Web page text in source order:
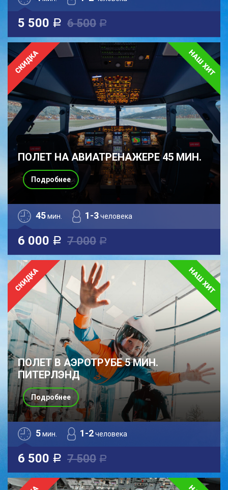
5 500 a 6 500 a
ПОЛЕТ НА АВИАТРЕНАЖЕРЕ 45 МИН.
45мин. 1-3человека
6 000 a 7 000 a
Подробнее
ПОЛЕТ В АЭРОТРУБЕ 5 МИН.
ПИТЕРЛЭНД
5мин. 1-2человека
6 500 a 7 500 a
Подробнее